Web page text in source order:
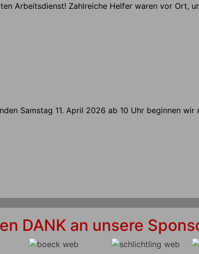
Arbeitsdienst! Zahlreiche Helfer waren vor Ort,
Samstag 11. April 2026 ab 10 Uhr beginnen
DANK an unsere